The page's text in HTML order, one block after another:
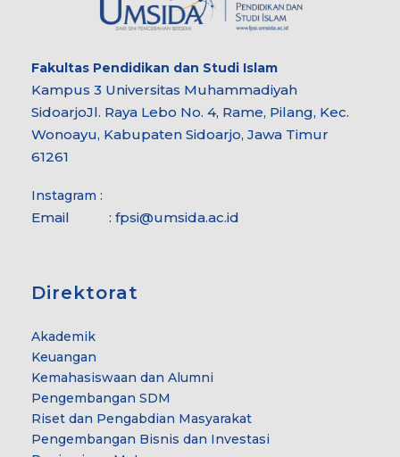
Fakultas Pendidikan dan Studi Islam
Kampus 3 Universitas Muhammadiyah
SidoarjoJl. Raya Lebo No. 4, Rame, Pilang, Kec.
Wonoayu, Kabupaten Sidoarjo, Jawa Timur
61261
Instagram :
Email : fpsi@umsida.ac.id
Direktorat
Akademik
Keuangan
Kemahasiswaan dan Alumni
Pengembangan SDM
Riset dan Pengabdian Masyarakat
Pengembangan Bisnis dan Investasi